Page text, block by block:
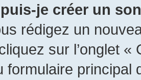
je créer un
rédigez un
sur l’onglet
formulaire principal